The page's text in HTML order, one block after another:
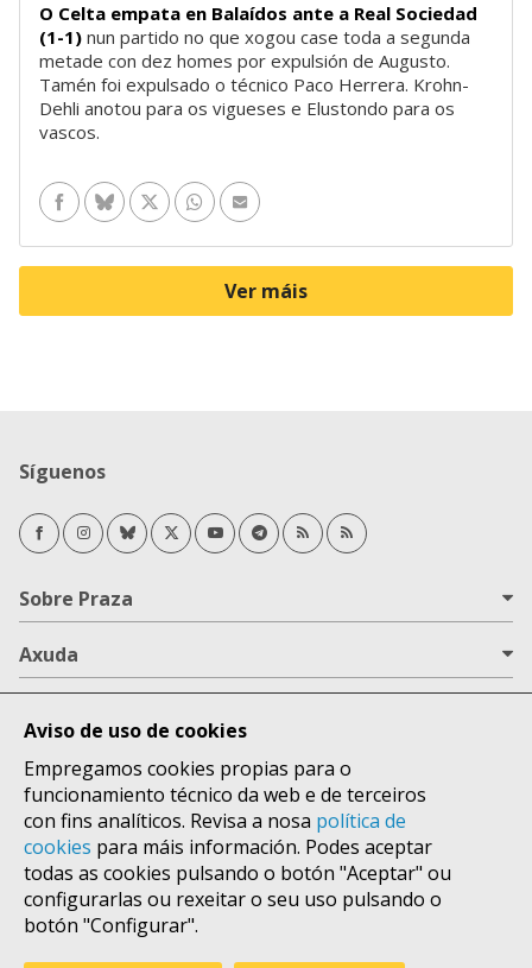
O Celta empata en Balaídos ante a Real Sociedad
(1-1) nun partido no que xogou case toda a segunda
metade con dez homes por expulsión de Augusto.
Tamén foi expulsado o técnico Paco Herrera. Krohn-
Dehli anotou para os vigueses e Elustondo para os
vascos.
Facebook
BlueskyTwitterWhatsAppEnviar por e-mail
Ver máis
Síguenos
FacebookInstagramBlueskyTwitter/XYoutubeTelegramRSS NovasRSS Opinión
Sobre Praza
Axuda
Lugares
Aviso de uso de cookies
Empregamos cookies propias para o
funcionamiento técnico da web e de terceiros
con fins analíticos. Revisa a nosa política de
cookies para máis información. Podes aceptar
todas as cookies pulsando o botón "Aceptar" ou
configurarlas ou rexeitar o seu uso pulsando o
botón "Configurar".